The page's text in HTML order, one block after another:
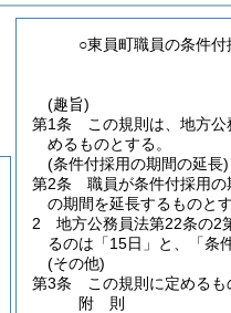
○東員町職員の条件
(趣旨)
第1条
この規則は、地方公
めるものとする。
(条件付採用の期間の延長)
第2条
職員が条件付採用
の期間を延長するものとす
2
地方公務員法第22条の2
るのは「15日」と、「条
(その他)
第3条
この規則に定める
附 則